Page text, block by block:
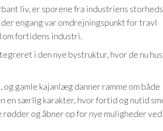
liv, er sporene fra industriens
engang var omdrejningspunkt for travl
om fortidens industri.
i den nye bystruktur, hvor de nu
gamle kajanlæg danner ramme om både
en særlig karakter, hvor fortid og nutid
og åbner op for nye muligheder ved